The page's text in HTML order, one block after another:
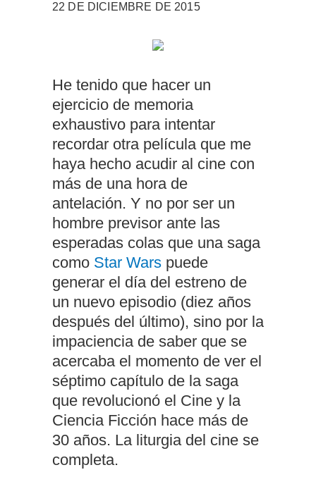
22 DE DICIEMBRE DE 2015
He tenido que hacer un
ejercicio de memoria
exhaustivo para intentar
recordar otra película que me
haya hecho acudir al cine con
más de una hora de
antelación. Y no por ser un
hombre previsor ante las
esperadas colas que una saga
como Star Wars puede
generar el día del estreno de
un nuevo episodio (diez años
después del último), sino por la
impaciencia de saber que se
acercaba el momento de ver el
séptimo capítulo de la saga
que revolucionó el Cine y la
Ciencia Ficción hace más de
30 años. La liturgia del cine se
completa.